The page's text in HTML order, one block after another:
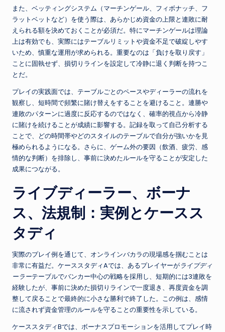
また、ベッティングシステム（マーチンゲール、フィボナッチ、フ
ラットベットなど）を使う際は、あらかじめ資金の上限と連敗に耐
えられる額を決めておくことが必須だ。特にマーチンゲールは理論
上は有効でも、実際にはテーブルリミットや資金不足で破綻しやす
いため、慎重な運用が求められる。重要なのは「負けを取り戻す」
ことに固執せず、損切りラインを設定して冷静に退く判断を持つこ
とだ。
プレイの実践面では、テーブルごとのペースやディーラーの流れを
観察し、短時間で頻繁に賭け替えをすることを避けること。連勝や
連敗のパターンに過度に反応するのではなく、確率的視点から冷静
に賭けを続けることが成績に影響する。記録を取って自己分析する
ことで、どの時間帯やどのスタイルのテーブルで自分が強いかを見
極められるようになる。さらに、ゲーム外の要因（飲酒、疲労、感
情的な判断）を排除し、事前に決めたルールを守ることが安定した
成果につながる。
ライブディーラー、ボーナ
ス、法規制：実例とケースス
タディ
実際のプレイ例を通じて、オンラインバカラの現場感を掴むことは
非常に有益だ。ケーススタディAでは、あるプレイヤーがライブディ
ーラーテーブルでバンカー中心の戦略を採用し、短期的には3連敗を
経験したが、事前に決めた損切りラインで一度退き、再度資金を調
整して戻ることで最終的に小さな勝利で終了した。この例は、感情
に流されず資金管理のルールを守ることの重要性を示している。
ケーススタディBでは、ボーナスプロモーションを活用してプレイ時